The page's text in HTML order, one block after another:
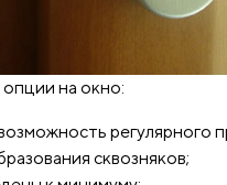
на окно:
регулярного
сквозняков;